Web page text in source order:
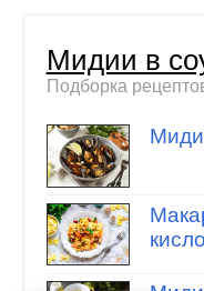
Мидии в
Подборка